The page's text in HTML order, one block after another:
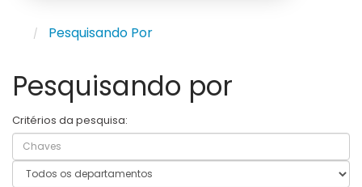
Pesquisando Por
Pesquisando por
Critérios da pesquisa: